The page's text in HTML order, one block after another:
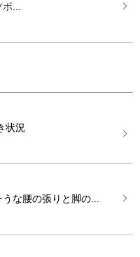
ボ...
状況
な腰の張りと脚の...